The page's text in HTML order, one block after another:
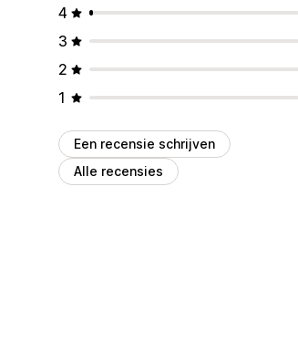
4
3
2
1
Een recensie schrijven
Alle recensies